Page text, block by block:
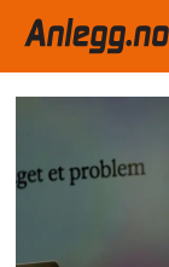
Emne:
mef